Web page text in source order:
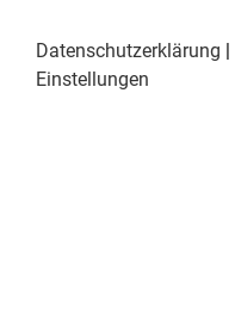
Datenschutzerklärung |
Einstellungen